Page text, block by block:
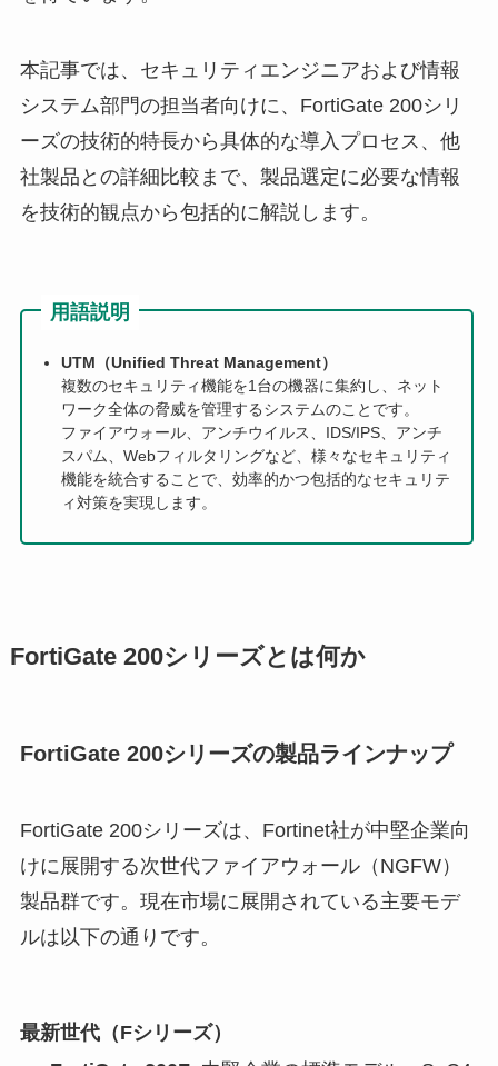
本記事では、セキュリティエンジニアおよび情報
システム部門の担当者向けに、FortiGate 200シリ
ーズの技術的特長から具体的な導入プロセス、他
社製品との詳細比較まで、製品選定に必要な情報
を技術的観点から包括的に解説します。
用語説明
UTM（Unified Threat Management）
複数のセキュリティ機能を1台の機器に集約し、ネット
ワーク全体の脅威を管理するシステムのことです。
ファイアウォール、アンチウイルス、IDS/IPS、アンチ
スパム、Webフィルタリングなど、様々なセキュリティ
機能を統合することで、効率的かつ包括的なセキュリテ
ィ対策を実現します。
FortiGate 200シリーズとは何か
FortiGate 200シリーズの製品ラインナップ
FortiGate 200シリーズは、Fortinet社が中堅企業向
けに展開する次世代ファイアウォール（NGFW）
製品群です。現在市場に展開されている主要モデ
ルは以下の通りです。
最新世代（Fシリーズ）